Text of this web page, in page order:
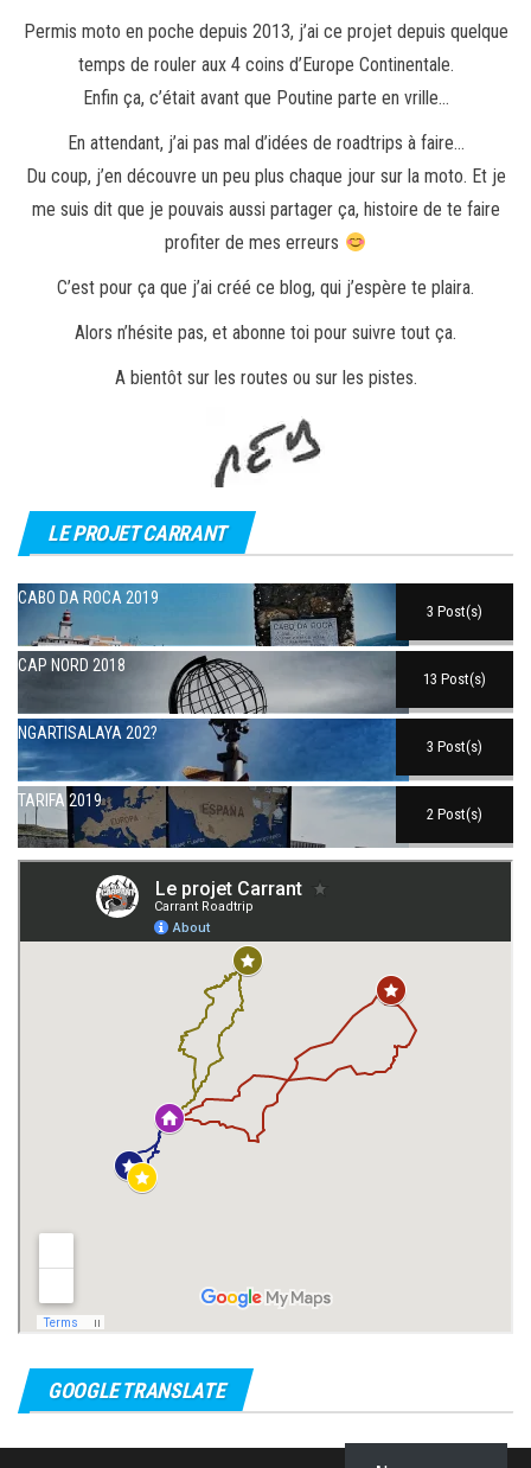
Permis moto en poche depuis 2013, j’ai ce projet depuis quelque
temps de rouler aux 4 coins d’Europe Continentale.
Enfin ça, c’était avant que Poutine parte en vrille…
En attendant, j’ai pas mal d’idées de roadtrips à faire…
Du coup, j’en découvre un peu plus chaque jour sur la moto. Et je
me suis dit que je pouvais aussi partager ça, histoire de te faire
profiter de mes erreurs
C’est pour ça que j’ai créé ce blog, qui j’espère te plaira.
Alors n’hésite pas, et abonne toi pour suivre tout ça.
A bientôt sur les routes ou sur les pistes.
LE PROJET CARRANT
CABO DA ROCA 2019
3 Post(s)
CAP NORD 2018
13 Post(s)
NGARTISALAYA 202?
3 Post(s)
TARIFA 2019
2 Post(s)
GOOGLE TRANSLATE